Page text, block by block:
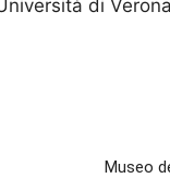
di
Museo